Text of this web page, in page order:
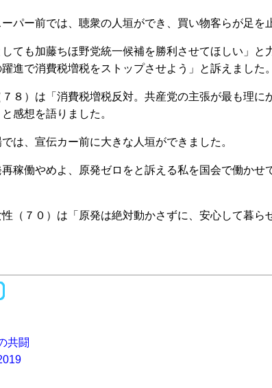
パー前では、聴衆の人垣ができ、買い物客らが足を
ても加藤ちほ野党統一候補を勝利させてほしい」と
進で消費税増税をストップさせよう」と訴えました。
８）は「消費税増税反対。共産党の主張が最も理に
感想を語りました。
は、宣伝カー前に大きな人垣ができました。
稼働やめよ、原発ゼロをと訴える私を国会で働かせ
（７０）は「原発は絶対動かさずに、安心して暮ら
共闘